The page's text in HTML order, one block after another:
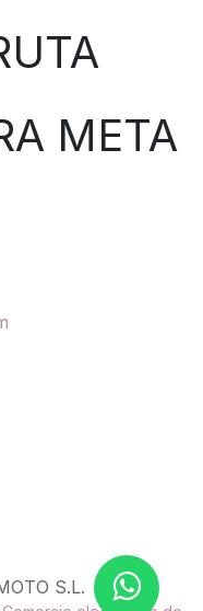
META
S.L.